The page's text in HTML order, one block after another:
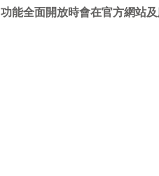
功能全面開放時會在官方網站